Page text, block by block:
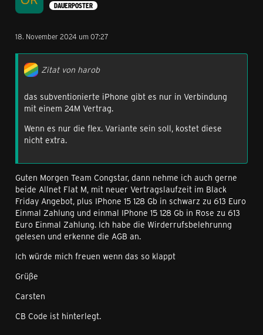
DAUERPOSTER
18. November 2024 um 07:27
Zitat von harob
das subventionierte iPhone gibt es nur in Verbindung
mit einem 24M Vertrag.
Wenn es nur die flex. Variante sein soll, kostet diese
nicht extra.
Guten Morgen Team Congstar, dann nehme ich auch gerne
beide Allnet Flat M, mit neuer Vertragslaufzeit im Black
Friday Angebot, plus IPhone 15 128 Gb in schwarz zu 613 Euro
Einmal Zahlung und einmal IPhone 15 128 Gb in Rose zu 613
Euro Einmal Zahlung. Ich habe die Wirderrufsbelehrunng
gelesen und erkenne die AGB an.
Ich würde mich freuen wenn das so klappt
Grüße
Carsten
CB Code ist hinterlegt.